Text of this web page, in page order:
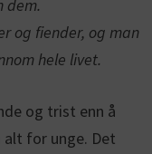
dem.
og fiender, og man
hele livet.
og trist enn å
alt for unge. Det